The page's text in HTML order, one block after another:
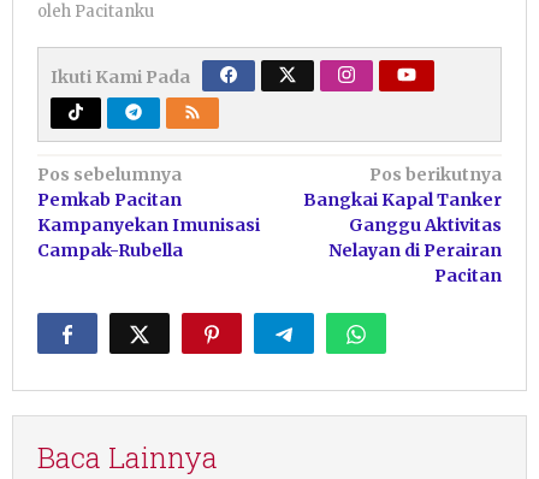
oleh Pacitanku
Ikuti Kami Pada
Navigasi
pos
Pos sebelumnya
Pemkab Pacitan
Kampanyekan Imunisasi
Campak-Rubella
Pos berikutnya
Bangkai Kapal Tanker
Ganggu Aktivitas
Nelayan di Perairan
Pacitan
Baca Lainnya